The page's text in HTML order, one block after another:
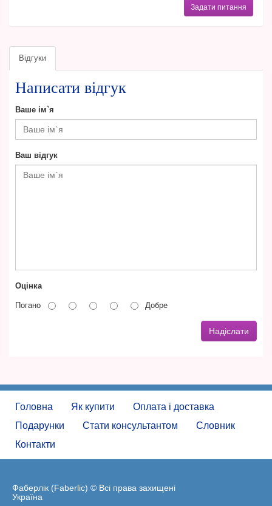
Задати питання
Відгуки
Написати відгук
Ваше ім`я
Ваш відгук
Оцінка
Погано Добре
Надіслати
Головна Як купити
Оплата і доставка
Подарунки
Стати консультантом
Словник
Контакти
Фаберлік (Faberlic) © Всі права захищені
Україна